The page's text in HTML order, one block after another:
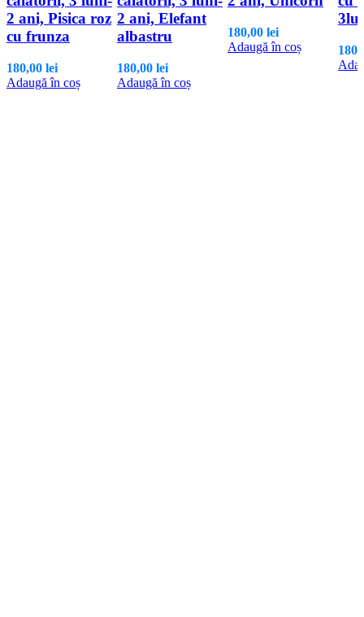
2 ani, Pisica roz
cu frunza
180,00 lei
Adaugă în coș
2 ani, Elefant
albastru
180,00 lei
Adaugă în coș
180,00 lei
Adaugă în coș